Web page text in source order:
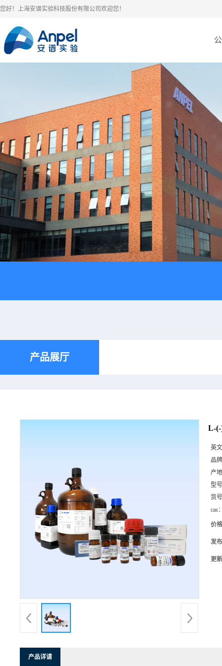
您好！上海安谱实验科技股份有限公司欢迎您！
产品展厅
L-
英
品
产
型
货
cas
价
发
更
产品详请